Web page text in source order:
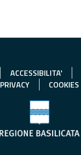
ACCESSIBILITA'
PRIVACY
COOKIES